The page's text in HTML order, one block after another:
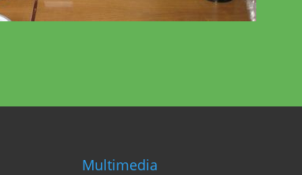
Multimedia